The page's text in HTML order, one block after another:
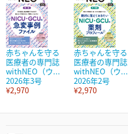
赤ちゃんを守る
医療者の専門誌
withNEO（ウ...
2026年3号
¥2,970
赤ちゃんを守る
医療者の専門誌
withNEO（ウ...
2026年2号
¥2,970